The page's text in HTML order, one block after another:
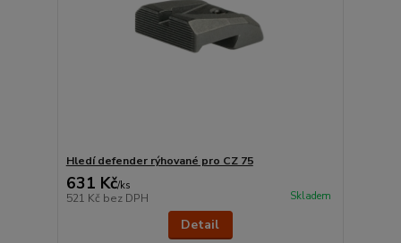
Hledí defender rýhované pro CZ 75
631 Kč/ks
521 Kč bez DPH Skladem
Detail